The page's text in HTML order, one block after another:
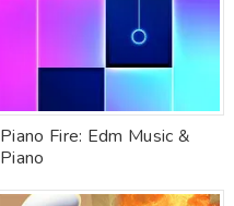
Piano Fire: Edm Music &
Piano